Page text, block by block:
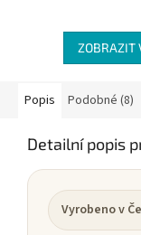
ZOBRAZIT
Popis Podobné (8)
Detailní popis
Vyrobeno v